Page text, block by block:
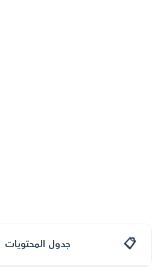
جدول المحتويات